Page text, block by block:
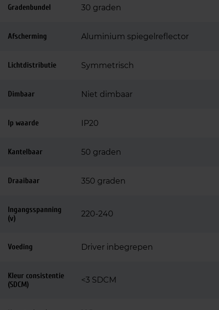
Gradenbundel 30 graden
Afscherming Aluminium spiegelreflector
Lichtdistributie Symmetrisch
Dimbaar Niet dimbaar
Ip waarde IP20
Kantelbaar 50 graden
Draaibaar 350 graden
Ingangsspanning
(v)
220-240
Voeding Driver inbegrepen
Kleur consistentie
(SDCM)
<3 SDCM